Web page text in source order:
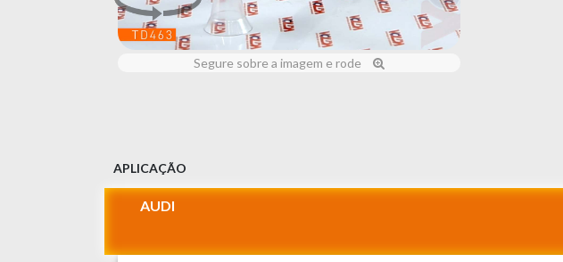
Segure sobre a imagem e rode
APLICAÇÃO
AUDI